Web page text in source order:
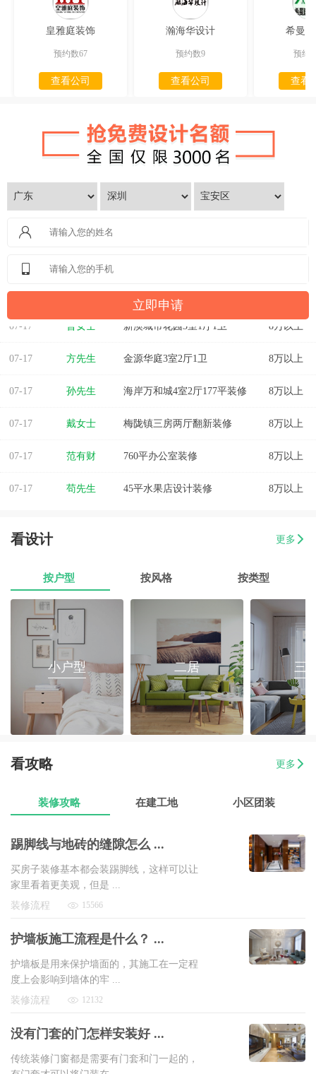
皇雅庭装饰
预约数67
查看公司
瀚海华设计
预约数9
查看公司
希曼
预约
查看
07-17 曾女士 新澳城市花园3室1厅1卫 8万以上
07-17 方先生 金源华庭3室2厅1卫 8万以上
07-17 孙先生 海岸万和城4室2厅177平装修 8万以上
07-17 戴女士 梅陇镇三房两厅翻新装修 8万以上
07-17 范有财 760平办公室装修 8万以上
07-17 苟先生 45平水果店设计装修 8万以上
07-17
李先生 乐府花园4房2厅2卫毛坯房 8万以上
郭先生 榕城区消防路口135平套房装修 8万以上
朱小姐 560平办公室装修 8万以上
伊小姐 180平和盛花园设计装修 8万以上
07-17 董先生 万泰城4室2厅 202平 8万以上
看设计 更多
按户型 按风格 按类型
小户型 二居 三
看攻略 更多
装修攻略 在建工地 小区团装
踢脚线与地砖的缝隙怎么 ...
买房子装修基本都会装踢脚线，这样可以让
家里看着更美观，但是 ...
装修流程
15566
护墙板施工流程是什么？ ...
护墙板是用来保护墙面的，其施工在一定程
度上会影响到墙体的牢 ...
装修流程
12132
没有门套的门怎样安装好 ...
传统装修门窗都是需要有门套和门一起的，